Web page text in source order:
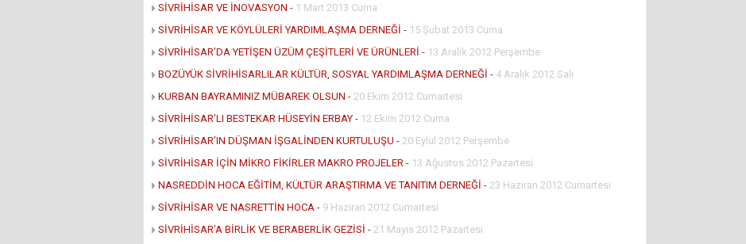
SİVRİHİSAR VE İNOVASYON - 1 Mart 2013 Cuma
SİVRİHİSAR VE KÖYLÜLERİ YARDIMLAŞMA DERNEĞİ - 15 Şubat 2013 Cuma
SİVRİHİSAR’DA YETİŞEN ÜZÜM ÇEŞİTLERİ VE ÜRÜNLERİ - 13 Aralık 2012 Perşembe
BOZÜYÜK SİVRİHİSARLILAR KÜLTÜR, SOSYAL YARDIMLAŞMA DERNEĞİ - 4 Aralık 2012 Salı
KURBAN BAYRAMINIZ MÜBAREK OLSUN - 20 Ekim 2012 Cumartesi
SİVRİHİSAR’LI BESTEKAR HÜSEYİN ERBAY - 12 Ekim 2012 Cuma
SİVRİHİSAR’IN DÜŞMAN İŞGALİNDEN KURTULUŞU - 20 Eylül 2012 Perşembe
SİVRİHİSAR İÇİN MİKRO FİKİRLER MAKRO PROJELER - 13 Ağustos 2012 Pazartesi
NASREDDİN HOCA EĞİTİM, KÜLTÜR ARAŞTIRMA VE TANITIM DERNEĞİ - 23 Haziran 2012 Cumartesi
SİVRİHİSAR VE NASRETTİN HOCA - 9 Haziran 2012 Cumartesi
SİVRİHİSAR’A BİRLİK VE BERABERLİK GEZİSİ - 21 Mayıs 2012 Pazartesi